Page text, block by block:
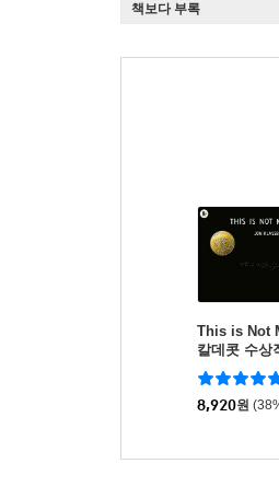
책보다 부록
This is Not
칼데콧 수상
트그린어웨
8,920원